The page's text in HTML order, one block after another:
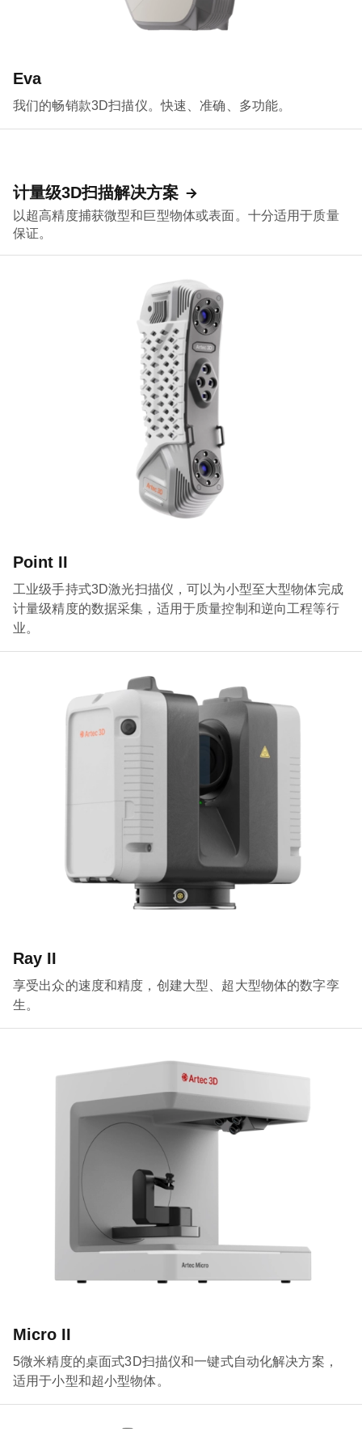
Eva
我们的畅销款3D扫描仪。快速、准确、多功能。
计量级3D扫描解决方案
以超高精度捕获微型和巨型物体或表面。十分适用于质量
保证。
Point II
工业级手持式3D激光扫描仪，可以为小型至大型物体完成
计量级精度的数据采集，适用于质量控制和逆向工程等行
业。
Ray II
享受出众的速度和精度，创建大型、超大型物体的数字孪
生。
Micro II
5微米精度的桌面式3D扫描仪和一键式自动化解决方案，
适用于小型和超小型物体。